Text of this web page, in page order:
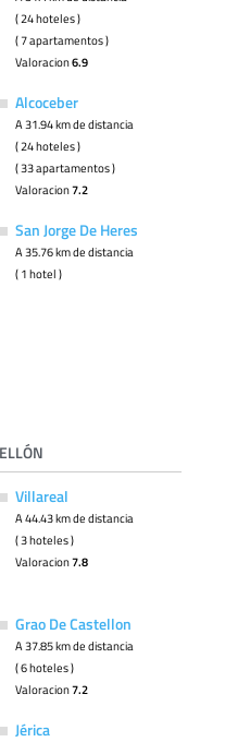
( 24 hoteles )
( 7 apartamentos )
Valoracion6.9
Alcoceber
A 31.94 km de distancia
( 24 hoteles )
( 33 apartamentos )
Valoracion7.2
San Jorge De Heres
A 35.76 km de distancia
( 1 hotel )
Villareal
A 44.43 km de distancia
( 3 hoteles )
Valoracion7.8
Grao De Castellon
A 37.85 km de distancia
( 6 hoteles )
Valoracion7.2
Jérica